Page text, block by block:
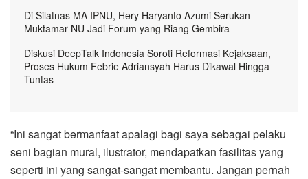
Di Silatnas MA IPNU, Hery Haryanto Azumi Serukan
Muktamar NU Jadi Forum yang Riang Gembira
Diskusi DeepTalk Indonesia Soroti Reformasi Kejaksaan,
Proses Hukum Febrie Adriansyah Harus Dikawal Hingga
Tuntas
“Ini sangat bermanfaat apalagi bagi saya sebagai pelaku
seni bagian mural, ilustrator, mendapatkan fasilitas yang
seperti ini yang sangat-sangat membantu. Jangan pernah